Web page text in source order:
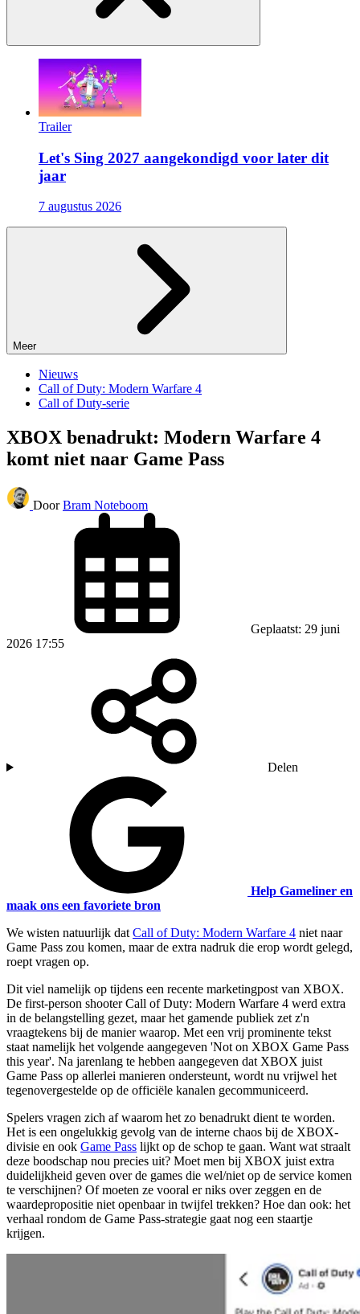
Trailer
Let's Sing 2027 aangekondigd voor later dit
jaar
7 augustus 2026
Meer
Nieuws
Call of Duty: Modern Warfare 4
Call of Duty-serie
XBOX benadrukt: Modern Warfare 4
komt niet naar Game Pass
Door Bram Noteboom
Geplaatst: 29 juni
2026 17:55
Delen
Help Gameliner en
maak ons een favoriete bron
We wisten natuurlijk dat Call of Duty: Modern Warfare 4 niet naar
Game Pass zou komen, maar de extra nadruk die erop wordt gelegd,
roept vragen op.
Dit viel namelijk op tijdens een recente marketingpost van XBOX.
De first-person shooter Call of Duty: Modern Warfare 4 werd extra
in de belangstelling gezet, maar het gamende publiek zet z'n
vraagtekens bij de manier waarop. Met een vrij prominente tekst
staat namelijk het volgende aangegeven 'Not on XBOX Game Pass
this year'. Na jarenlang te hebben aangegeven dat XBOX juist
Game Pass op allerlei manieren ondersteunt, wordt nu vrijwel het
tegenovergestelde op de officiële kanalen gecommuniceerd.
Spelers vragen zich af waarom het zo benadrukt dient te worden.
Het is een ongelukkig gevolg van de interne chaos bij de XBOX-
divisie en ook Game Pass lijkt op de schop te gaan. Want wat straalt
deze boodschap nou precies uit? Moet men bij XBOX juist extra
duidelijkheid geven over de games die wel/niet op de service komen
te verschijnen? Of moeten ze vooral er niks over zeggen en de
waardepropositie niet openbaar in twijfel trekken? Hoe dan ook: het
verhaal rondom de Game Pass-strategie gaat nog een staartje
krijgen.